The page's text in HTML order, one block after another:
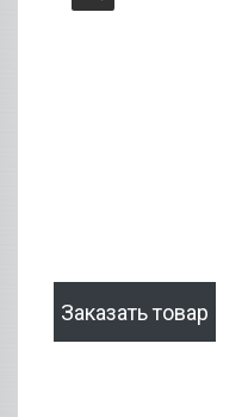
Заказать товар